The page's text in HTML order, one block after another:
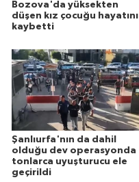
Bozova'da yüksekten
düşen kız çocuğu hayatını
kaybetti
Şanlıurfa'nın da dahil
olduğu dev operasyonda
tonlarca uyuşturucu ele
geçirildi